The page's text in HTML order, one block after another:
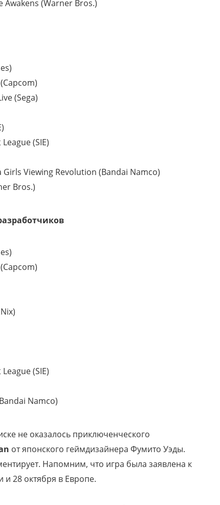
Awakens (Warner Bros.)
(Sega)
(SIE)
Viewing Revolution (Bandai Namco)
Bros.)
(SIE)
Namco)
не оказалось приключенческого
от японского геймдизайнера Фумито Уэды.
Напомним, что игра была заявлена к
и 28 октября в Европе.